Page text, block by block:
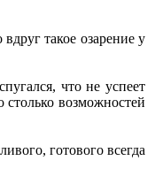
такое озарение у
что не успеет
возможностей
готового всегда